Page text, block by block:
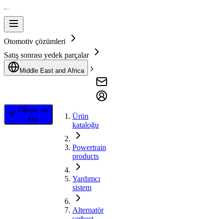
Otomotiv çözümleri
Satış sonrası yedek parçalar
Middle East and Africa
Filtrele ve
Ara
Ürün
kataloğu
Powertrain
products
Yardımcı
sistem
Alternatör